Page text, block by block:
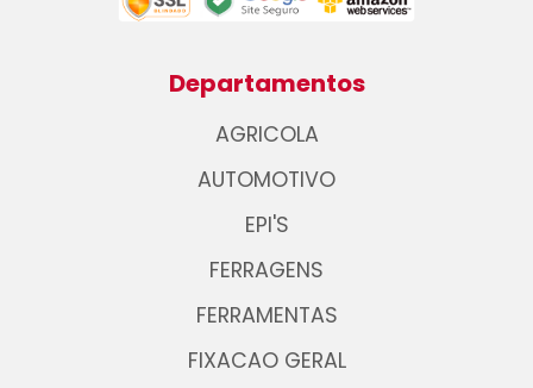
Departamentos
AGRICOLA
AUTOMOTIVO
EPI'S
FERRAGENS
FERRAMENTAS
FIXACAO GERAL